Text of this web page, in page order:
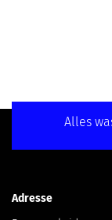
Alles
Adresse